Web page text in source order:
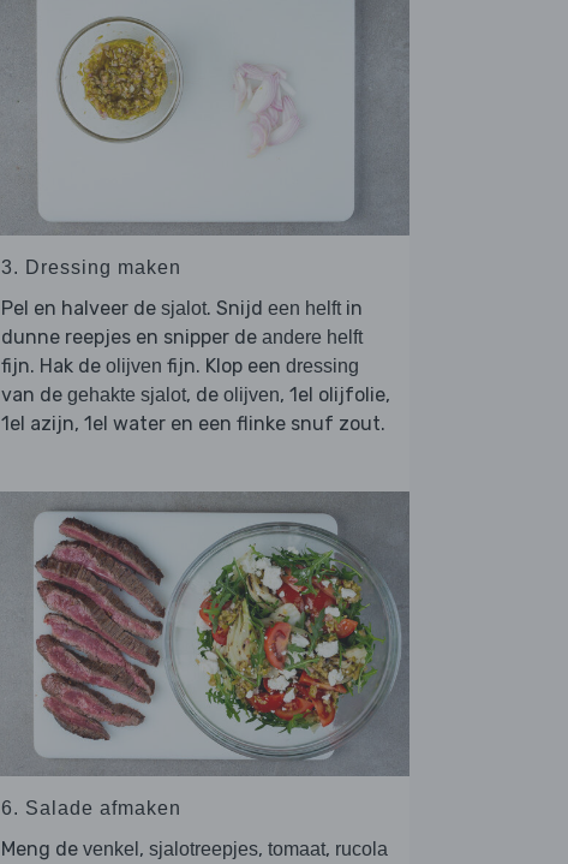
3. Dressing maken
Pel en halveer de sjalot. Snijd een helftin
dunne reepjes en snipper de andere helft
fijn. Hak de olijven fijn. Klop een dressing
van de gehakte sjalot, de olijven, 1el olijfolie,
1el azijn, 1el water en een flinke snuf zout.
6. Salade afmaken
Meng de venkel , sjalotreepjes, tomaat, rucola